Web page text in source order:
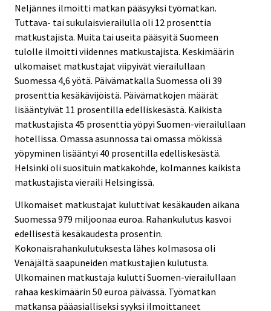
Neljännes ilmoitti matkan pääsyyksi työmatkan.
Tuttava- tai sukulaisvierailulla oli 12 prosenttia
matkustajista. Muita tai useita pääsyitä Suomeen
tulolle ilmoitti viidennes matkustajista. Keskimäärin
ulkomaiset matkustajat viipyivät vierailullaan
Suomessa 4,6 yötä. Päivämatkalla Suomessa oli 39
prosenttia kesäkävijöistä. Päivämatkojen määrät
lisääntyivät 11 prosentilla edelliskesästä. Kaikista
matkustajista 45 prosenttia yöpyi Suomen-vierailullaan
hotellissa. Omassa asunnossa tai omassa mökissä
yöpyminen lisääntyi 40 prosentilla edelliskesästä.
Helsinki oli suosituin matkakohde, kolmannes kaikista
matkustajista vieraili Helsingissä.
Ulkomaiset matkustajat kuluttivat kesäkauden aikana
Suomessa 979 miljoonaa euroa. Rahankulutus kasvoi
edellisestä kesäkaudesta prosentin.
Kokonaisrahankulutuksesta lähes kolmasosa oli
Venäjältä saapuneiden matkustajien kulutusta.
Ulkomainen matkustaja kulutti Suomen-vierailullaan
rahaa keskimäärin 50 euroa päivässä. Työmatkan
matkansa pääasialliseksi syyksi ilmoittaneet